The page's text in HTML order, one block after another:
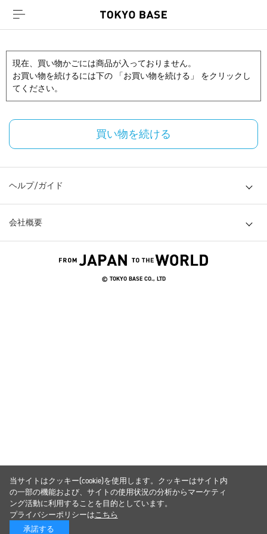
現在、買い物かごには商品が入っておりません。
お買い物を続けるには下の 「お買い物を続ける」 をクリックし
てください。
買い物を続ける
ヘルプ/ガイド
会社概要
© TOKYO BASE CO., LTD
当サイトはクッキー(cookie)を使用します。クッキーはサイト内
の一部の機能および、サイトの使用状況の分析からマーケティ
ング活動に利用することを目的としています。
プライバシーポリシーはこちら
承諾する